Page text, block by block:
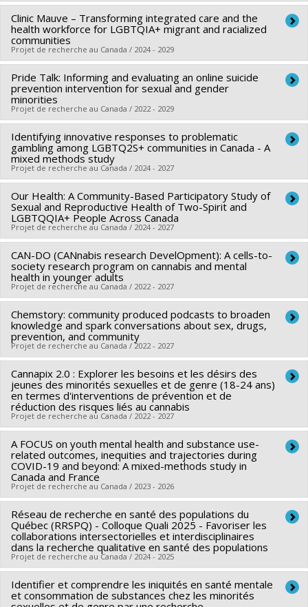
Chercheur principal : Olivier Ferlatte
Sources de financement : FRQS/Fonds de recherche du
Québec - Santé (FRSQ)
Programmes de subvention : PVXXXXXX-Bourse de
chercheur-boursier : Junior 2
Clinic Mauve – Transforming integrated care and the
health workforce for LGBTQIA+ migrant and racialized
communities
Projet de recherche au Canada / 2024 - 2029
Chercheur principal : Edward Ou Jin Lee
Co-chercheurs : Maria-Pilar Ramírez García,Sue-Ann
MacDonald,Annie Pullen Sansfaçon
Garneau
André-Anne Parent
Hamisultane,Ahmed Hamila ,Robert-Paul Juster,Olivier
Ferlatte,Rodney Knight , Rossio Motta Ochoa
,Jorge Florès-Aranda,Daniel Grace,Julie-Christine Cotton,
Alicia Boatswain-Kyte,Naïma Bentayeb,Alex Abramovich,
Roya Haghiri-Vijeh, zack marshall,fritz pino
Sources de financement :IRSC/Instituts de recherche en
santé du Canada
Programmes de subvention : PVXXXXXX-Subvention
d'équipe
Pride Talk: Informing and evaluating an online suicide
prevention intervention for sexual and gender
minorities
Projet de recherche au Canada / 2022 - 2029
Chercheur principal : Olivier Ferlatte
Co-chercheurs : Edward Ou Jin Lee,Ahmed Hamila,
Travis
Salway,Brittany Jakubiec,Hannah Kia
Sources de financement : IRSC/Instituts de recherche en
santé du Canada
Programmes de subvention :PVXXXXXX-(PJT) Subvention
Projet
Identifying innovative responses to problematic
gambling among LGBTQ2S+ communities in Canada - A
mixed methods study
Projet de recherche au Canada / 2024 - 2027
Sources de financement :IRSC/Instituts de recherche en
santé du Canada
Programmes de subvention :PVXXXXXX-Subvention
Our Health: A Community-Based Participatory Study of
Sexual and Reproductive Health of Two-Spirit and
LGBTQQIA+ People Across Canada
Projet de recherche au Canada / 2024 - 2027
Chercheur principal : Robert Savage
Co-chercheurs : Olivier Ferlatte
Sources de financement :IRSC/Instituts de recherche en
santé du Canada
Programmes de subvention :PVXXXXXX-(PJT) Subvention
Projet
CAN-DO (CANnabis research DevelOpment): A cells-to-
society research program on cannabis and mental
health in younger adults
Projet de recherche au Canada / 2022 - 2027
Chercheur principal : Marie-Pierre Sylvestre
Co-chercheurs : Jean-Sébastien Fallu ,Jennifer O'Loughlin
Isabelle Doré,Olivier Ferlatte,Catherine Sabiston
Sources de financement :
IRSC/Instituts de recherche en
santé du Canada
Programmes de subvention : PVXX5647-(MOP) Subvention
de fonctionnement incluant les subventions de
Chemstory: community produced podcasts to broaden
knowledge and spark conversations about sex, drugs,
prevention, and community
Projet de recherche au Canada / 2022 - 2027
Sources de financement :IRSC/Instituts de recherche en
santé du Canada
Programmes de subvention : PVXXXXXX-Subvention de
fonctionnement: programme de recherche communautaire
sur le VIH/sida
Cannapix 2.0 : Explorer les besoins et les désirs des
jeunes des minorités sexuelles et de genre (18-24 ans)
en termes d'interventions de prévention et de
réduction des risques liés au cannabis
Projet de recherche au Canada / 2022 - 2027
Chercheur principal : Olivier Ferlatte
Co-chercheurs : Katherine Frohlich,Marie-Pierre Sylvestre
Jorge Florès-Aranda
Goyette
Sources de financement :FRQSC/Fonds de recherche du
Québec - Société et culture (FQRSC)
Programmes de subvention : PVXXXXXX-(AC) Actions
concertées - générique
A FOCUS on youth mental health and substance use-
related outcomes, inequities and trajectories during
COVID-19 and beyond: A mixed-methods study in
Canada and France
Projet de recherche au Canada / 2023 - 2026
Chercheur principal : Rodney Knight
Co-chercheurs : Olivier Ferlatte,Karine Bertrand,Danya
Fast,Joanna Henderson,Travis Salway,Maxime
Blanchette,Emily Jenkins,Marie Jauffret-Roustide,Skye
Barbic,Devon Greyson, Natasha Parent,Pierre-Julien
Coulaud
Réseau de recherche en santé des populations du
Québec (RRSPQ) - Colloque Quali 2025 - Favoriser les
collaborations intersectorielles et interdisciplinaires
dans la recherche qualitative en santé des populations
Projet de recherche au Canada / 2024 - 2025
Chercheur principal : France Gagnon
Co-chercheurs : Olivier Ferlatte
Identifier et comprendre les iniquités en santé mentale
et consommation de substances chez les minorités